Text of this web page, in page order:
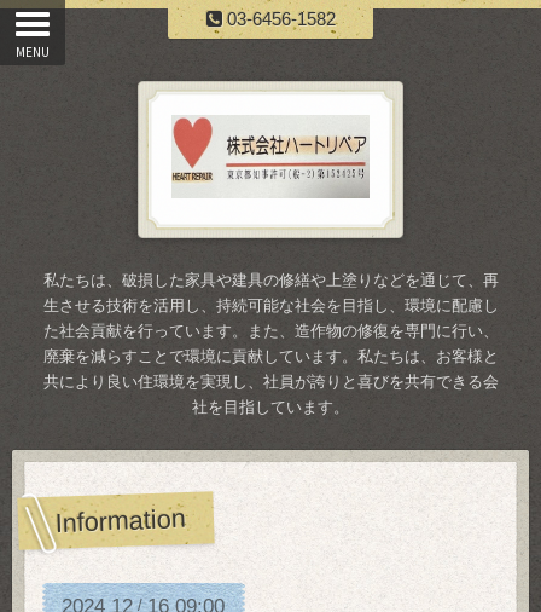
03-6456-1582
私たちは、破損した家具や建具の修繕や上塗りなどを通じて、再
生させる技術を活用し、持続可能な社会を目指し、環境に配慮し
た社会貢献を行っています。また、造作物の修復を専門に行い、
廃棄を減らすことで環境に貢献しています。私たちは、お客様と
共により良い住環境を実現し、社員が誇りと喜びを共有できる会
社を目指しています。
Information
2024 12/16 09:00